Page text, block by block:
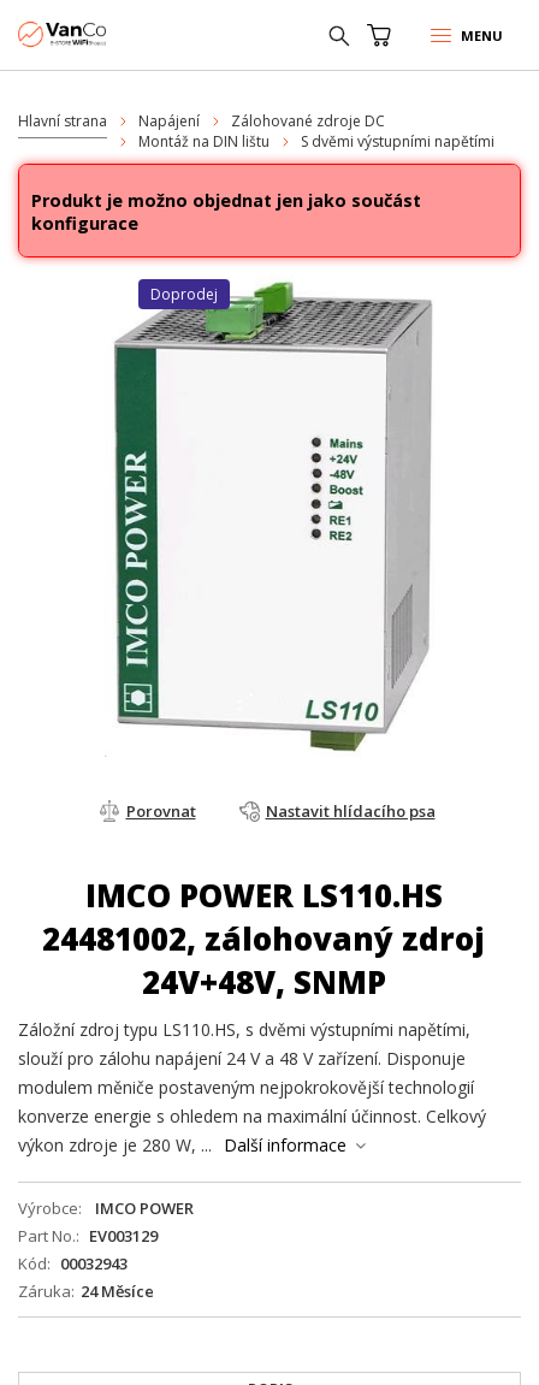
MENU
Hlavní strana Napájení
Zálohované zdroje DC
Montáž na DIN lištu
S dvěmi výstupními napětími
Produkt je možno objednat jen jako součást
konfigurace
Doprodej
Porovnat Nastavit hlídacího psa
IMCO POWER LS110.HS
24481002, zálohovaný zdroj
24V+48V, SNMP
Záložní zdroj typu LS110.HS, s dvěmi výstupními napětími,
slouží pro zálohu napájení 24 V a 48 V zařízení. Disponuje
modulem měniče postaveným nejpokrokovější technologií
konverze energie s ohledem na maximální účinnost. Celkový
výkon zdroje je 280 W, ...
Další informace
Výrobce
IMCO POWER
Part No.
EV003129
Kód
00032943
Záruka 24 Měsíce